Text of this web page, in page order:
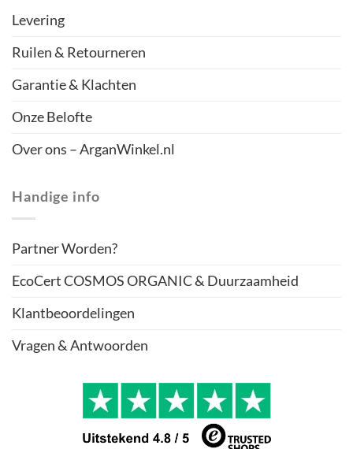
Levering
Ruilen & Retourneren
Garantie & Klachten
Onze Belofte
Over ons – ArganWinkel.nl
Handige info
Partner Worden?
EcoCert COSMOS ORGANIC & Duurzaamheid
Klantbeoordelingen
Vragen & Antwoorden